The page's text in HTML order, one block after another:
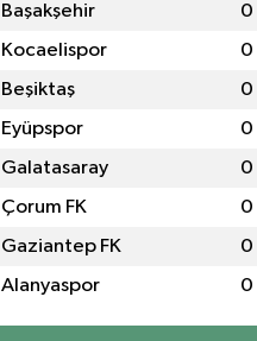
Başakşehir 0
Kocaelispor 0
Beşiktaş 0
Eyüpspor 0
Galatasaray 0
Çorum FK 0
Gaziantep FK 0
Alanyaspor 0